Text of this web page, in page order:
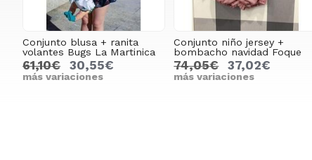
Conjunto blusa + ranita
volantes Bugs La Martinica
61,10€ 30,55€
más variaciones
Conjunto niño jersey +
bombacho navidad Foque
74,05€ 37,02€
más variaciones